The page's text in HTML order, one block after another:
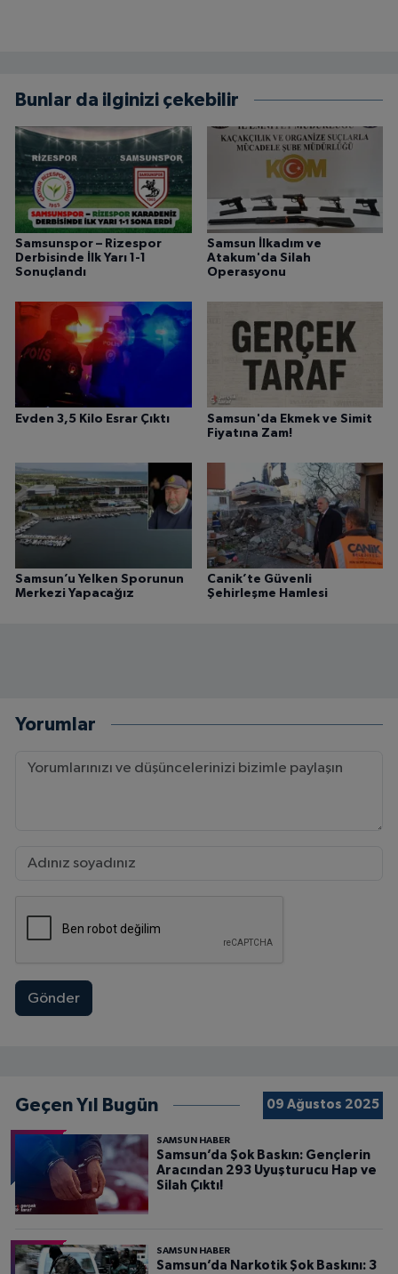
Bunlar da ilginizi çekebilir
Samsunspor – Rizespor
Derbisinde İlk Yarı 1-1
Sonuçlandı
Samsun İlkadım ve
Atakum'da Silah
Operasyonu
Evden 3,5 Kilo Esrar Çıktı
Samsun'da Ekmek ve Simit
Fiyatına Zam!
Samsun’u Yelken Sporunun
Merkezi Yapacağız
Canik’te Güvenli
Şehirleşme Hamlesi
Yorumlar
Gönder
Geçen Yıl Bugün 09 Ağustos 2025
SAMSUN HABER
Samsun’da Şok Baskın: Gençlerin
Aracından 293 Uyuşturucu Hap ve
Silah Çıktı!
SAMSUN HABER
Samsun’da Narkotik Şok Baskını: 3